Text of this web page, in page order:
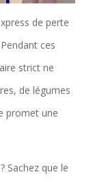
de perte
ces
strict ne
de légumes
promet une
Sachez que le